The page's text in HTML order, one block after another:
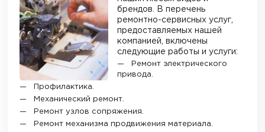
брендов. В перечень
ремонтно-сервисных услуг,
предоставляемых нашей
компанией, включены
следующие работы и услуги:
Ремонт электрического
привода.
Профилактика.
Механический ремонт.
Ремонт узлов сопряжения.
Ремонт механизма продвижения материала.